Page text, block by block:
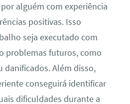
alguém com experiência
positivas. Isso
seja executado com
problemas futuros, como
danificados. Além disso,
conseguirá identificar
dificuldades durante a